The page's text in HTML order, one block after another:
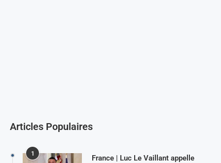
Articles Populaires
1
France | Luc Le Vaillant appelle